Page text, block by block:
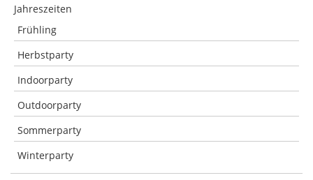
Jahreszeiten
Frühling
Herbstparty
Indoorparty
Outdoorparty
Sommerparty
Winterparty